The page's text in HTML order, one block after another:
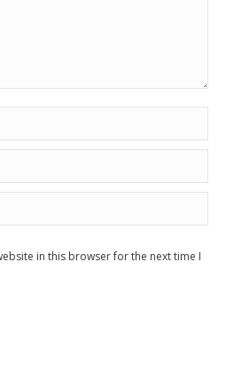
in this browser for the next time I